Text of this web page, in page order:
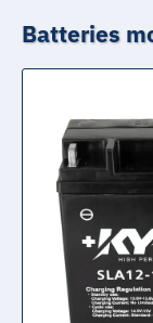
Batteries